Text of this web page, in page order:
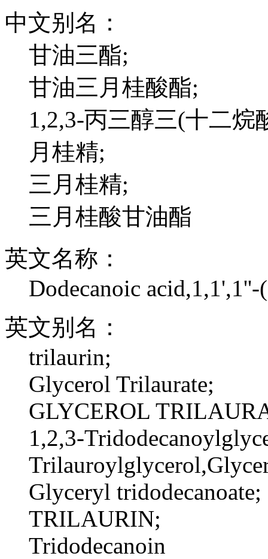
中文别名：
甘油三酯;
甘油三月桂酸酯;
1,2,3-丙三醇三(十二烷
月桂精;
三月桂精;
三月桂酸甘油酯
英文名称：
Dodecanoic
英文别名：
trilaurin;
Glycerol Trilaurate;
GLYCEROL
1,2,3-
Glyceryl tridodecanoate;
TRILAURIN;
Tridodecanoin